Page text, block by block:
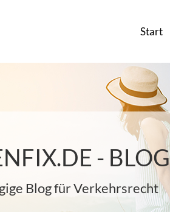
Start
- BLOG
Blog für Verkehrsrecht